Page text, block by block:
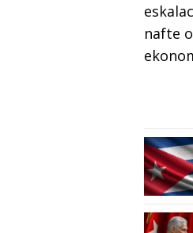
nafte